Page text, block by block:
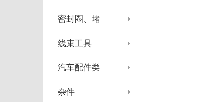
密封圈、堵
线束工具
汽车配件类
杂件